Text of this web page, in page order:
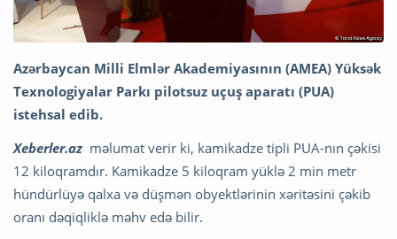
Azərbaycan Milli Elmlər Akademiyasının (AMEA) Yüksək
Texnologiyalar Parkı pilotsuz uçuş aparatı (PUA)
istehsal edib.
Xeberler.az məlumat verir ki, kamikadze tipli PUA-nın çəkisi
12 kiloqramdır. Kamikadze 5 kiloqram yüklə 2 min metr
hündürlüyə qalxa və düşmən obyektlərinin xəritəsini çəkib
oranı dəqiqliklə məhv edə bilir.